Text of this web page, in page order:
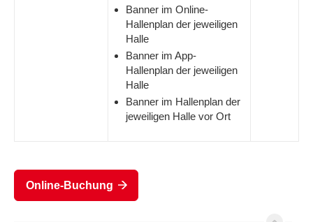
Banner im Online-
Hallenplan der jeweiligen
Halle
Banner im App-
Hallenplan der jeweiligen
Halle
Banner im Hallenplan der
jeweiligen Halle vor Ort
Online-Buchung